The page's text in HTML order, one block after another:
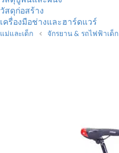
วัสดุก่อสร้าง
เครื่องมือช่างและฮาร์ดแวร์
แม่และเด็ก จักรยาน & รถไฟฟ้าเด็ก